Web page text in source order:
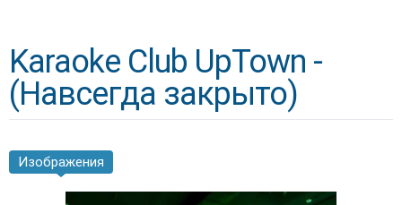
Karaoke Club UpTown -
(Навсегда закрыто)
Изображения